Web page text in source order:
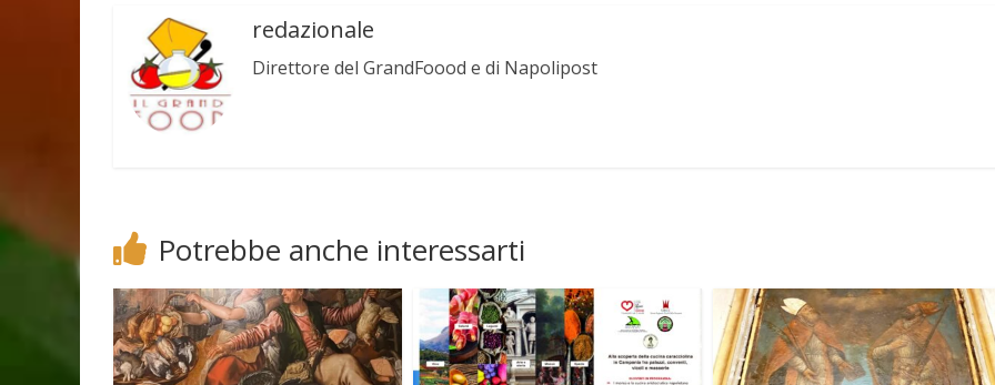
redazionale
Direttore del GrandFoood e di Napolipost
Potrebbe anche interessarti